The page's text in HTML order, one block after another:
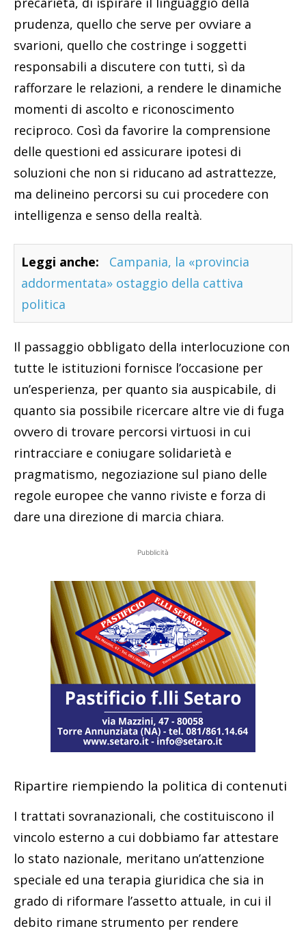
prudenza, quello che serve per ovviare a
svarioni, quello che costringe i soggetti
responsabili a discutere con tutti, sì da
rafforzare le relazioni, a rendere le dinamiche
momenti di ascolto e riconoscimento
reciproco. Così da favorire la comprensione
delle questioni ed assicurare ipotesi di
soluzioni che non si riducano ad astrattezze,
ma delineino percorsi su cui procedere con
intelligenza e senso della realtà.
Leggi anche:
Campania, la «provincia
addormentata» ostaggio della cattiva
politica
Il passaggio obbligato della interlocuzione con
tutte le istituzioni fornisce l’occasione per
un’esperienza, per quanto sia auspicabile, di
quanto sia possibile ricercare altre vie di fuga
ovvero di trovare percorsi virtuosi in cui
rintracciare e coniugare solidarietà e
pragmatismo, negoziazione sul piano delle
regole europee che vanno riviste e forza di
dare una direzione di marcia chiara.
Pubblicità
Ripartire riempiendo la politica di contenuti
I trattati sovranazionali, che costituiscono il
vincolo esterno a cui dobbiamo far attestare
lo stato nazionale, meritano un’attenzione
speciale ed una terapia giuridica che sia in
grado di riformare l’assetto attuale, in cui il
debito rimane strumento per rendere